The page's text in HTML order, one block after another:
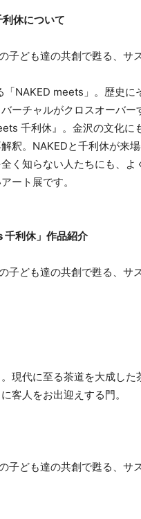
休について
「NAKED meets」。歴史
ーチャルがクロスオーバ
千利休』。金沢の文化に
釈。NAKEDと千利休が来
く知らない人たちにも、
ート展です。
千利休」作品紹介
現代に至る茶道を大成し
客人をお出迎えする門。